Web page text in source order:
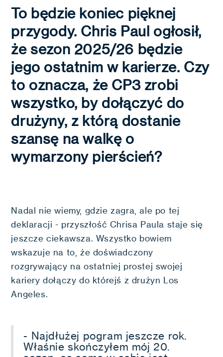
To będzie koniec pięknej
przygody. Chris Paul ogłosił,
że sezon 2025/26 będzie
jego ostatnim w karierze. Czy
to oznacza, że CP3 zrobi
wszystko, by dołączyć do
drużyny, z którą dostanie
szansę na walkę o
wymarzony pierścień?
Nadal nie wiemy, gdzie zagra, ale po tej
deklaracji - przyszłość Chrisa Paula staje się
jeszcze ciekawsza. Wszystko bowiem
wskazuje na to, że doświadczony
rozgrywający na ostatniej prostej swojej
kariery dołączy do którejś z drużyn Los
Angeles.
- Najdłużej pogram jeszcze rok.
Właśnie skończyłem mój 20.